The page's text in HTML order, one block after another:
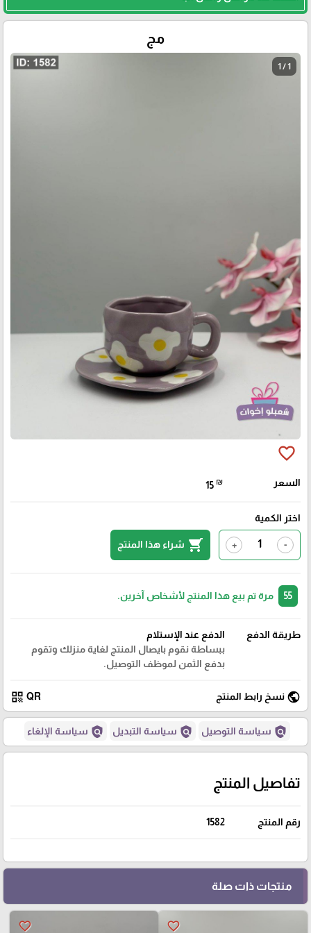
مج
1 / 1
favorite_border
السعر 15 ₪
اختر الكمية
-
+
shopping_cart شراء هذا المنتج
مرة تم بيع هذا المنتج لأشخاص آخرين.
طريقة الدفع
الدفع عند الإستلام
ببساطة نقوم بايصال المنتج لغاية منزلك وتقوم
بدفع الثمن لموظف التوصيل.
public نسخ رابط المنتج QR
qr_code
policy سياسة التوصيل policy سياسة التبديل policy سياسة الإلغاء
تفاصيل المنتج
رقم المنتج 1582
منتجات ذات صلة
favorite_border
favorite_border